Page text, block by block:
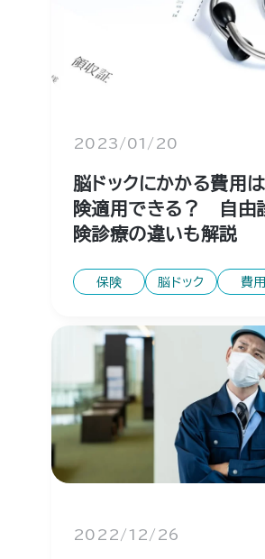
2023/01/20
脳ドックにかかる費用
険適用できる？ 自由
険診療の違いも解説
保険 脳ドック 費用
2022/12/26